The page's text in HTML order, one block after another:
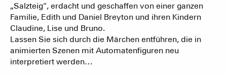
„Salzteig“, erdacht und geschaffen von einer ganzen
Familie, Edith und Daniel Breyton und ihren Kindern
Claudine, Lise und Bruno.
Lassen Sie sich durch die Märchen entführen, die in
animierten Szenen mit Automatenfiguren neu
interpretiert werden…